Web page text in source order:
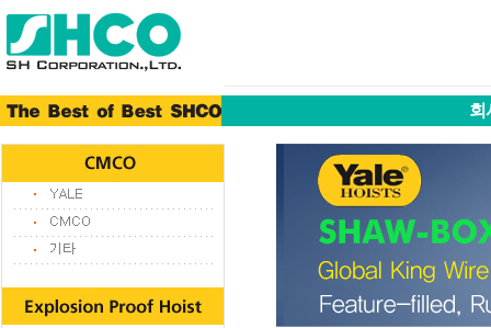
회